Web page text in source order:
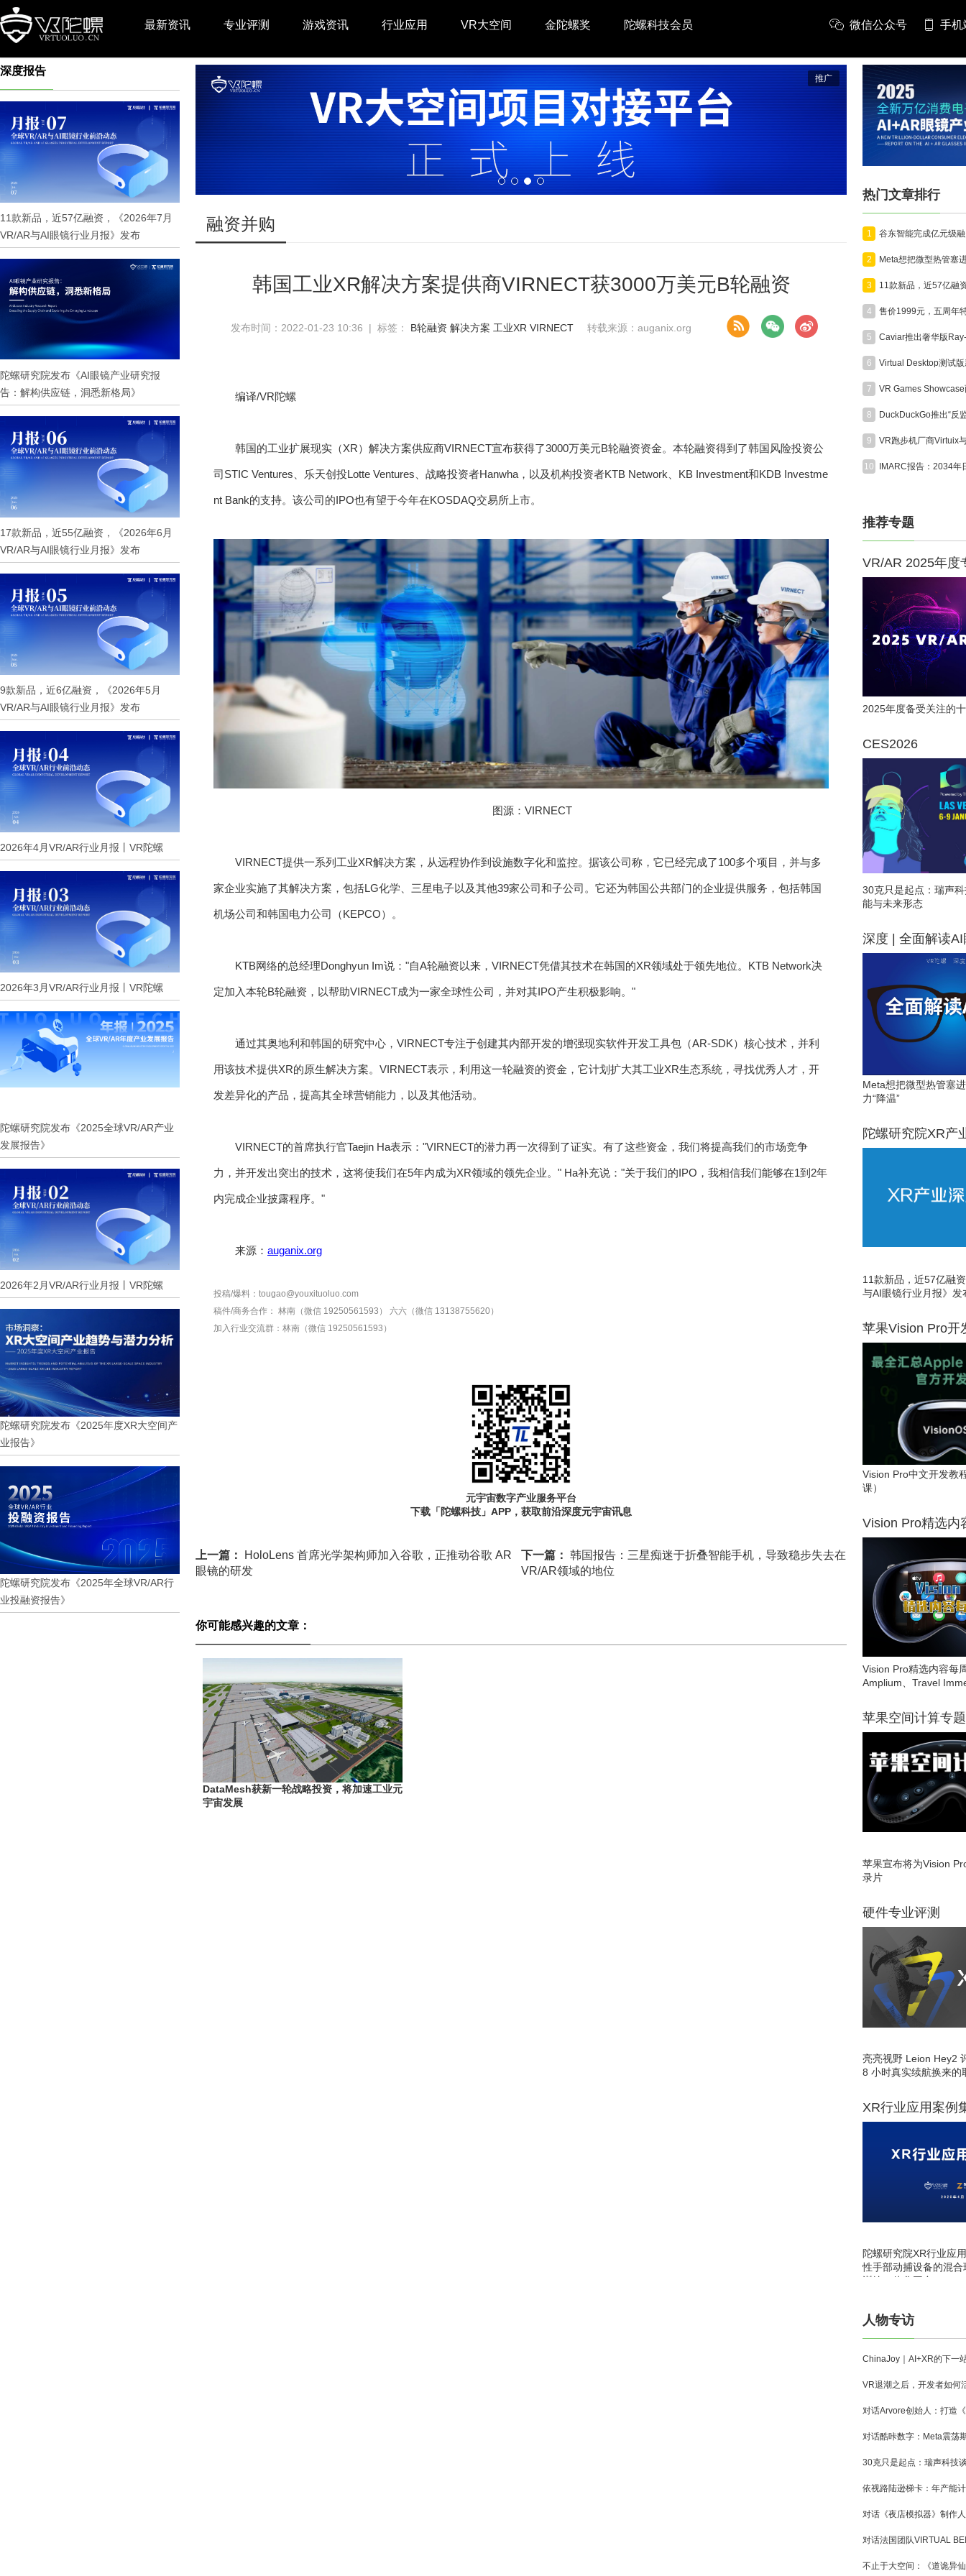
最新资讯 专业评测 游戏资讯 行业应用 VR大空间 金陀螺奖 陀螺科技会员 微信公众号 手机
深度报告
11款新品，近57亿融资，《2026年7月
VR/AR与AI眼镜行业月报》发布
陀螺研究院发布《AI眼镜产业研究报
告：解构供应链，洞悉新格局》
17款新品，近55亿融资，《2026年6月
VR/AR与AI眼镜行业月报》发布
9款新品，近6亿融资，《2026年5月
VR/AR与AI眼镜行业月报》发布
2026年4月VR/AR行业月报丨VR陀螺
2026年3月VR/AR行业月报丨VR陀螺
陀螺研究院发布《2025全球VR/AR产业
发展报告》
2026年2月VR/AR行业月报丨VR陀螺
陀螺研究院发布《2025年度XR大空间产
业报告》
陀螺研究院发布《2025年全球VR/AR行
业投融资报告》
推广
融资并购
韩国工业XR解决方案提供商VIRNECT获3000万美元B轮融资
发布时间：2022-01-23 10:36 | 标签： B轮融资 解决方案 工业XR VIRNECT 转载来源：auganix.org
编译/VR陀螺
韩国的工业扩展现实（XR）解决方案供应商VIRNECT宣布获得了3000万美元B轮融资资金。本轮融资得到了韩国风险投资公
司STIC Ventures、乐天创投Lotte Ventures、战略投资者Hanwha，以及机构投资者KTB Network、KB Investment和KDB Investme
nt Bank的支持。该公司的IPO也有望于今年在KOSDAQ交易所上市。
图源：VIRNECT
VIRNECT提供一系列工业XR解决方案，从远程协作到设施数字化和监控。据该公司称，它已经完成了100多个项目，并与多
家企业实施了其解决方案，包括LG化学、三星电子以及其他39家公司和子公司。它还为韩国公共部门的企业提供服务，包括韩国
机场公司和韩国电力公司（KEPCO）。
KTB网络的总经理Donghyun Im说："自A轮融资以来，VIRNECT凭借其技术在韩国的XR领域处于领先地位。KTB Network决
定加入本轮B轮融资，以帮助VIRNECT成为一家全球性公司，并对其IPO产生积极影响。"
通过其奥地利和韩国的研究中心，VIRNECT专注于创建其内部开发的增强现实软件开发工具包（AR-SDK）核心技术，并利
用该技术提供XR的原生解决方案。VIRNECT表示，利用这一轮融资的资金，它计划扩大其工业XR生态系统，寻找优秀人才，开
发差异化的产品，提高其全球营销能力，以及其他活动。
VIRNECT的首席执行官Taejin Ha表示："VIRNECT的潜力再一次得到了证实。有了这些资金，我们将提高我们的市场竞争
力，并开发出突出的技术，这将使我们在5年内成为XR领域的领先企业。" Ha补充说："关于我们的IPO，我相信我们能够在1到2年
内完成企业披露程序。"
来源： auganix.org
投稿/爆料：tougao@youxituoluo.com
稿件/商务合作： 林南（微信 19250561593）
六六（微信 13138755620）
加入行业交流群： 林南（微信 19250561593）
元宇宙数字产业服务平台
下载「陀螺科技」APP，获取前沿深度元宇宙讯息
上一篇：
HoloLens 首席光学架构师加入谷歌，正推动谷歌 AR
眼镜的研发
下一篇： 韩国报告：三星痴迷于折叠智能手机，导致稳步失去在
VR/AR领域的地位
你可能感兴趣的文章：
DataMesh获新一轮战略投资，将加速工业元
宇宙发展
热门文章排行
1
2
3
4
5
6
7
8
9
10
推荐专题
VR/AR 2025年度
2025年度备受关注的
CES2026
30克只是起点：瑞声
能与未来形态
深度 | 全面解读AI
Meta想把微型热管塞
力“降温”
陀螺研究院XR产
11款新品，近57亿融
与AI眼镜行业月报》发
苹果Vision Pro开
Vision Pro中文开发教
课）
Vision Pro精选内
Vision Pro精选内容每
Amplium、Travel
苹果空间计算专题
苹果宣布将为Vision
录片
硬件专业评测
亮亮视野 Leion Hey2
8 小时真实续航换来的
XR行业应用案例
陀螺研究院XR行业应
性手部动捕设备的混
训练一体化平台
人物专访